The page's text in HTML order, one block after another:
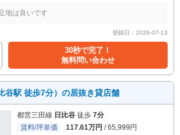
地は良いです
登録日：2026-07-13
30秒で完了！
無料問い合わせ
谷駅 徒歩7分）の居抜き貸店舗
都営三田線 日比谷 徒歩 7分
賃料/坪単価
117.61万円 / 65,999円